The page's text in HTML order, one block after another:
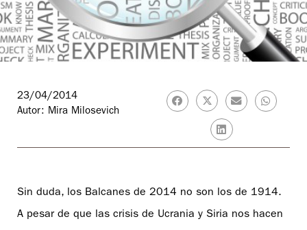
23/04/2014
Autor: Mira Milosevich
Sin duda, los Balcanes de 2014 no son los de 1914.
A pesar de que las crisis de Ucrania y Siria nos hacen